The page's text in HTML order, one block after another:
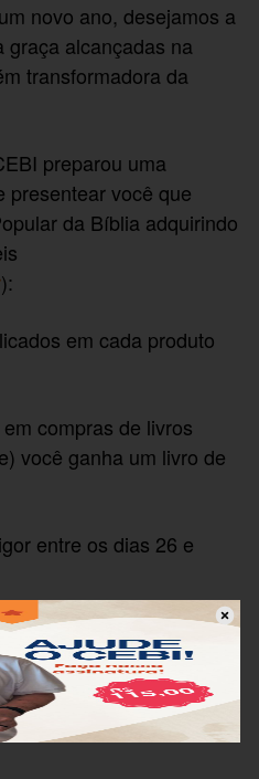
novo ano, desejamos a
graça alcançadas na
transformadora da
preparou uma
presentear você que
da Bíblia adquirindo
):
em cada produto
compras de livros
você ganha um livro de
entre os dias 26 e